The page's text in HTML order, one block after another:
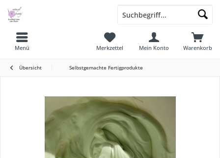
Menü Warenkorb
Merkzettel Mein Konto
Übersicht Selbstgemachte Fertigprodukte